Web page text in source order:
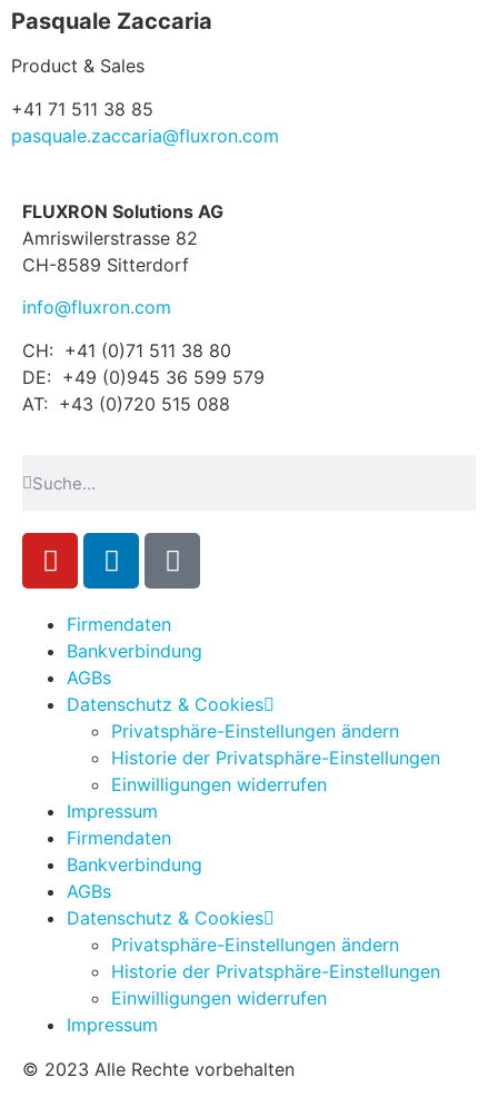
Pasquale Zaccaria
Product & Sales
+41 71 511 38 85
pasquale.zaccaria@fluxron.com
FLUXRON Solutions AG
Amriswilerstrasse 82
CH-8589 Sitterdorf
info@fluxron.com
CH: +41 (0)71 511 38 80
DE: +49 (0)945 36 599 579
AT: +43 (0)720 515 088
Firmendaten
Bankverbindung
AGBs
Datenschutz & Cookies
Privatsphäre-Einstellungen ändern
Historie der Privatsphäre-Einstellungen
Einwilligungen widerrufen
Impressum
Firmendaten
Bankverbindung
AGBs
Datenschutz & Cookies
Privatsphäre-Einstellungen ändern
Historie der Privatsphäre-Einstellungen
Einwilligungen widerrufen
Impressum
© 2023 Alle Rechte vorbehalten